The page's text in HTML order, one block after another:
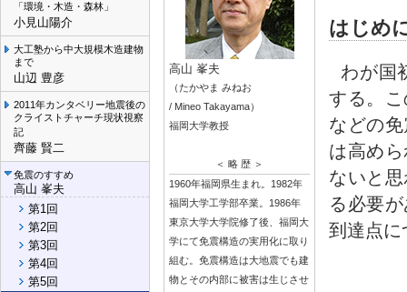
「環境・木造・森林」
小見山陽介
大工塾から中大規模木造建物
まで
山辺 豊彦
2011年カンタベリー地震後の
クライストチャーチ現状視察
記
齊藤 賢二
免震のすすめ
高山 峯夫
第1回
第2回
第3回
第4回
第5回
高山 峯夫
（たかやま みねお
/ Mineo Takayama）
福岡大学教授
＜ 略 歴 ＞
1960年福岡県生まれ。1982年
福岡大学工学部卒業。1986年
東京大学大学院修了後、福岡大
学にて免震構造の実用化に取り
組む。免震構造は大地震でも建
物とその内部に被害は生じさせ
はじめ
わが国
する。
などの
は高め
ないと
る必要
到達点に